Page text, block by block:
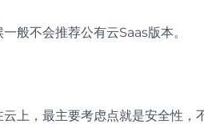
般不会推荐公有云Saas版本。
上，最主要考虑点就是安全性，